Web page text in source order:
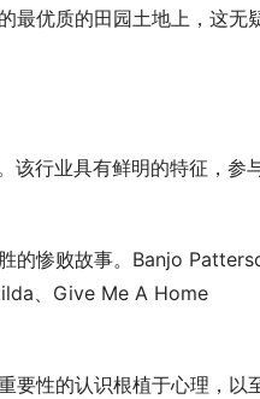
最优质的田园土地上，这无
该行业具有鲜明的特征，参
的惨败故事。Banjo
、Give Me A Home
要性的认识根植于心理，以